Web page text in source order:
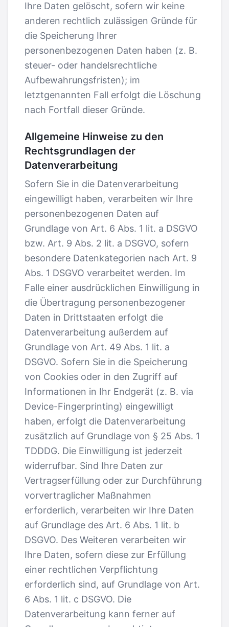
Ihre Daten gelöscht, sofern wir keine
anderen rechtlich zulässigen Gründe für
die Speicherung Ihrer
personenbezogenen Daten haben (z. B.
steuer- oder handelsrechtliche
Aufbewahrungsfristen); im
letztgenannten Fall erfolgt die Löschung
nach Fortfall dieser Gründe.
Allgemeine Hinweise zu den
Rechtsgrundlagen der
Datenverarbeitung
Sofern Sie in die Datenverarbeitung
eingewilligt haben, verarbeiten wir Ihre
personenbezogenen Daten auf
Grundlage von Art. 6 Abs. 1 lit. a DSGVO
bzw. Art. 9 Abs. 2 lit. a DSGVO, sofern
besondere Datenkategorien nach Art. 9
Abs. 1 DSGVO verarbeitet werden. Im
Falle einer ausdrücklichen Einwilligung in
die Übertragung personenbezogener
Daten in Drittstaaten erfolgt die
Datenverarbeitung außerdem auf
Grundlage von Art. 49 Abs. 1 lit. a
DSGVO. Sofern Sie in die Speicherung
von Cookies oder in den Zugriff auf
Informationen in Ihr Endgerät (z. B. via
Device-Fingerprinting) eingewilligt
haben, erfolgt die Datenverarbeitung
zusätzlich auf Grundlage von § 25 Abs. 1
TDDDG. Die Einwilligung ist jederzeit
widerrufbar. Sind Ihre Daten zur
Vertragserfüllung oder zur Durchführung
vorvertraglicher Maßnahmen
erforderlich, verarbeiten wir Ihre Daten
auf Grundlage des Art. 6 Abs. 1 lit. b
DSGVO. Des Weiteren verarbeiten wir
Ihre Daten, sofern diese zur Erfüllung
einer rechtlichen Verpflichtung
erforderlich sind, auf Grundlage von Art.
6 Abs. 1 lit. c DSGVO. Die
Datenverarbeitung kann ferner auf